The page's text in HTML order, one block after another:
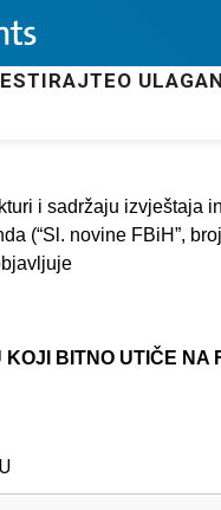
O
i sadržaju izvještaja
(“Sl. novine FBiH”,
BITNO UTIČE